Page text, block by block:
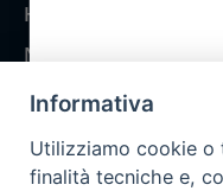
Home
Notizie
Rubriche
Chi siamo
Come abbonarsi
Informativa
Utilizziamo cookie o
finalità tecniche e,